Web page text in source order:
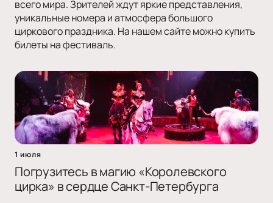
всего мира. Зрителей ждут яркие представления,
уникальные номера и атмосфера большого
циркового праздника. На нашем сайте можно купить
билеты на фестиваль.
1 июля
Погрузитесь в магию «Королевского
цирка» в сердце Санкт-Петербурга